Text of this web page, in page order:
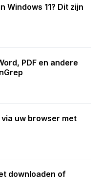
Windows 11? Dit zijn
PDF en andere
uw browser met
downloaden of